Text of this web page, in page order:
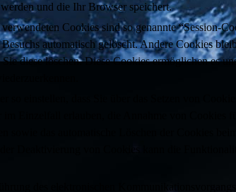
und die Ihr Browser speichert.
Cookies sind so genannte “Session-
automatisch gelöscht. Andere Cookies
diese löschen. Diese Cookies ermöglichen es